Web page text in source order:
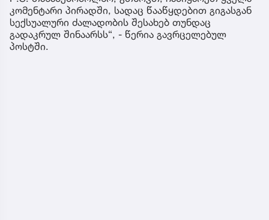
კომენტარი პირადში, სადაც წააწყდებით გიგასგან
სექსუალური ძალადობის შესახებ თუნდაც
გადაკრულ შინაარსს“, - წერია გავრცელებულ
პოსტში.